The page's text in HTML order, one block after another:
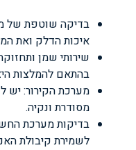
בדיקה שוטפת של
איכות הדלק ואת
שירותי שמן
בהתאם להמלצות
מערכת הקירור: יש
מסודרת ונקיה.
בדיקות מערכת
לשמירת קיבולת